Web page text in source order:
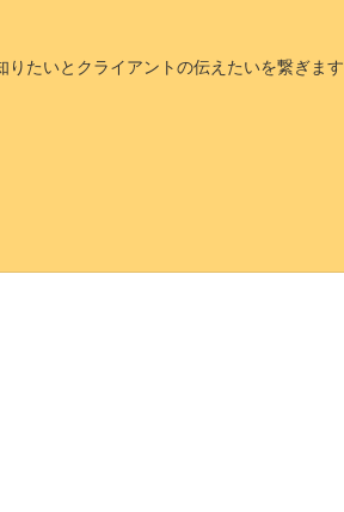
たいとクライアントの伝えたいを繋ぎます